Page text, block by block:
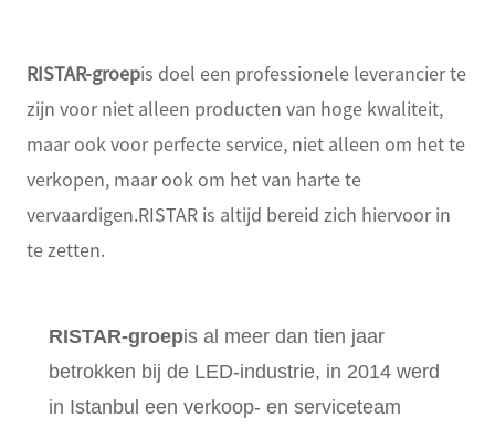
RISTAR-groepis doel een professionele leverancier te
zijn voor niet alleen producten van hoge kwaliteit,
maar ook voor perfecte service, niet alleen om het te
verkopen, maar ook om het van harte te
vervaardigen.RISTAR is altijd bereid zich hiervoor in
te zetten.
RISTAR-groepis al meer dan tien jaar
betrokken bij de LED-industrie, in 2014 werd
in Istanbul een verkoop- en serviceteam